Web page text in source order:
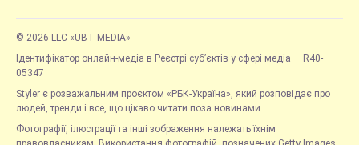
© 2026 LLC «UBT MEDIA»
Ідентифікатор онлайн-медіа в Реєстрі суб’єктів у сфері медіа — R40-
05347
Styler є розважальним проєктом «РБК-Україна», який розповідає про
людей, тренди і все, що цікаво читати поза новинами.
Фотографії, ілюстрації та інші зображення належать їхнім